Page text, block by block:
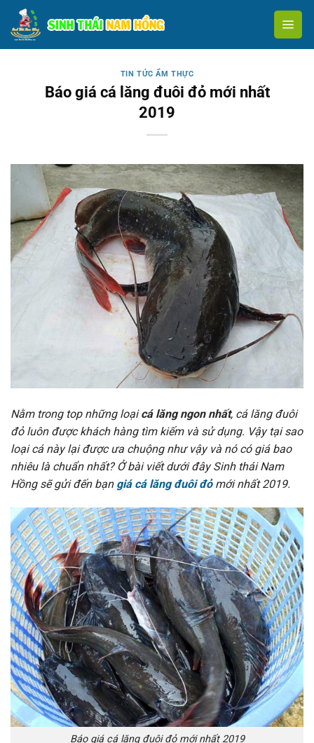
Skip
content
TIN TỨC ẨM THỰC
Báo giá cá lăng đuôi đỏ mới nhất
2019
Nằm trong top những loạicá lăng ngon nhất, cá lăng đuôi
đỏ luôn được khách hàng tìm kiếm và sử dụng. Vậy tại sao
loại cá này lại được ưa chuộng như vậy và nó có giá bao
nhiêu là chuẩn nhất? Ở bài viết dưới đây Sinh thái Nam
Hồng sẽ gửi đến bạngiá cá lăng đuôi đỏmới nhất 2019.
Báo giá cá lăng đuôi đỏ mới nhất 2019